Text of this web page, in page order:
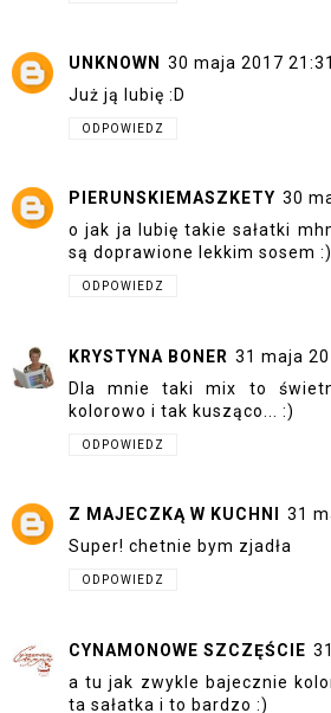
UNKNOWN
30 maja 2017 21:31
Już ją lubię :D
ODPOWIEDZ
PIERUNSKIEMASZKETY 30
o jak ja lubię takie sałatki
są doprawione lekkim sosem :)
ODPOWIEDZ
KRYSTYNA BONER 31 maja
Dla mnie taki mix to
kolorowo i tak kusząco... :)
ODPOWIEDZ
Z MAJECZKĄ W KUCHNI
31
Super! chetnie bym zjadła
ODPOWIEDZ
CYNAMONOWE SZCZĘŚCIE
a tu jak zwykle bajecznie
ta sałatka i to bardzo :)